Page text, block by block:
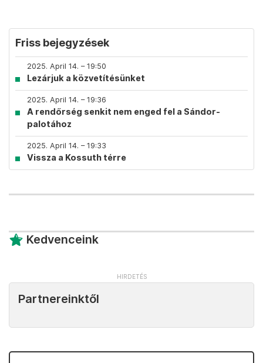
Friss bejegyzések
2025. April 14. – 19:50
Lezárjuk a közvetítésünket
2025. April 14. – 19:36
A rendőrség senkit nem enged fel a Sándor-
palotához
2025. April 14. – 19:33
Vissza a Kossuth térre
Kedvenceink
Partnereinktől